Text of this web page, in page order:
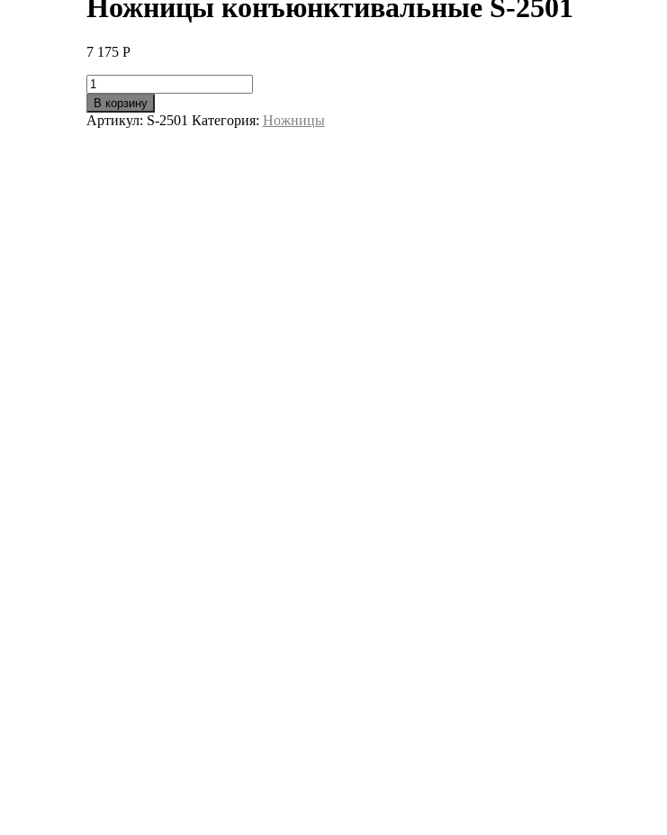
Ножницы конъюнктивальные S-2501
7 175 Р
Количество
товара
Ножницы
конъюнктивальные
В корзину
Артикул: S-2501 Категория: Ножницы